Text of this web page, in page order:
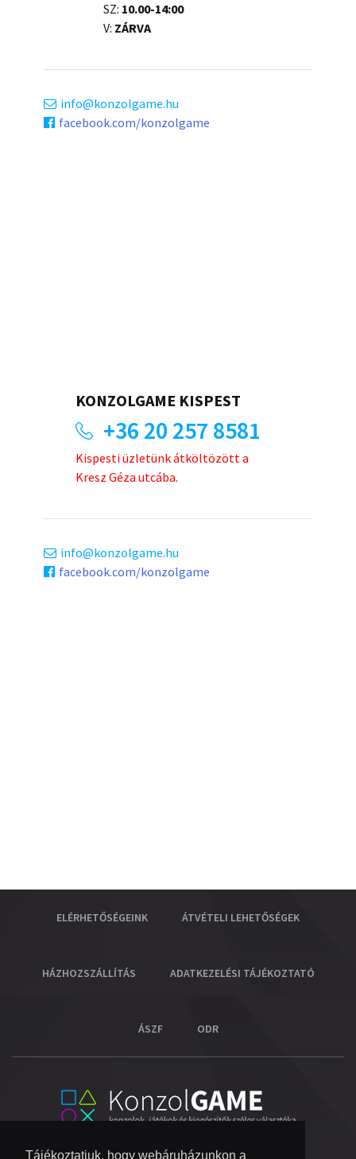
Tájékoztatjuk, hogy webáruházunkon a
SZ: 10.00-14:00
V: ZÁRVA
info
konzolgame.hu
facebook.com/konzolgame
KONZOLGAME KISPEST
+36 20 257 8581
Kispesti üzletünk átköltözött a
Kresz Géza utcába.
info
konzolgame.hu
facebook.com/konzolgame
ELÉRHETŐSÉGEINK ÁTVÉTELI LEHETŐSÉGEK
HÁZHOZSZÁLLÍTÁS ADATKEZELÉSI TÁJÉKOZTATÓ
ÁSZF ODR